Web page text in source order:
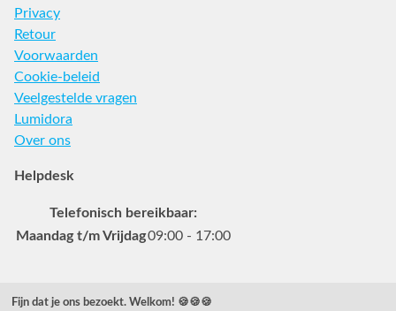
Privacy
Retour
Voorwaarden
Cookie-beleid
Veelgestelde vragen
Lumidora
Over ons
Helpdesk
Telefonisch bereikbaar:
Maandag t/m Vrijdag09:00 - 17:00
Veelgestelde vragen
Fijn dat je ons bezoekt. Welkom! 🍪🍪🍪